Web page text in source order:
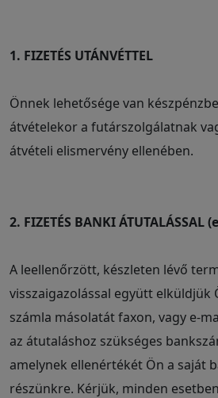
1. FIZETÉS UTÁNVÉTTEL
Önnek lehetősége van
átvételekor a futárszolgálatnak
átvételi elismervény ellenében.
2. FIZETÉS BANKI ÁTUTALÁSSAL
A leellenőrzött, készleten lévő
visszaigazolással együtt elküldjük
számla másolatát faxon, vagy e-
az átutaláshoz szükséges
amelynek ellenértékét Ön a saját
részünkre. Kérjük, minden